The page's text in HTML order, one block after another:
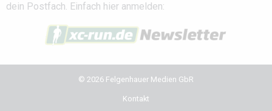
dein Postfach. Einfach hier anmelden:
© 2026 Felgenhauer Medien GbR
Kontakt